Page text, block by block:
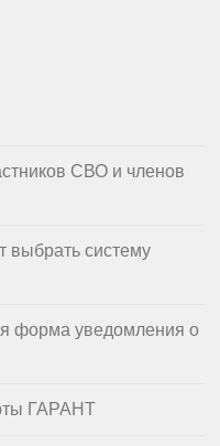
СВО и членов
систему
форма уведомления о
ГАРАНТ